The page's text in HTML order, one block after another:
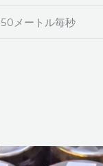
50メートル毎秒